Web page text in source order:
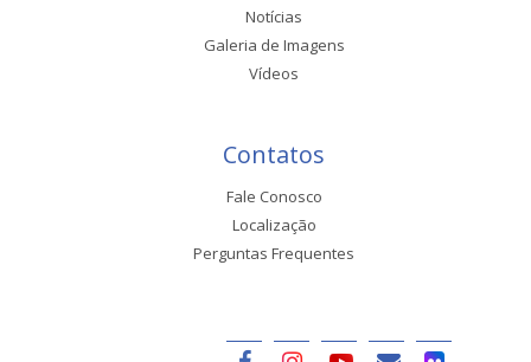
Notícias
Galeria de Imagens
Vídeos
Contatos
Fale Conosco
Localização
Perguntas Frequentes